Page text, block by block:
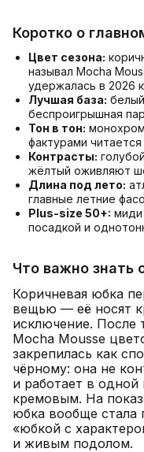
Коротко о
Цвет сезона:
называл Mocha
удержалась в 2026
Лучшая база:
беспроигрышная
Тон в тон:
фактурами
Контрасты:
жёлтый оживляют
Длина под лето:
главные летние
Plus-size 50+: миди
посадкой и
Что важно знать
Коричневая юбка
вещью — её носят
исключение. После
Mocha Mousse
закрепилась как
чёрному: она не
и работает в
кремовым. На
юбка вообще стала
«юбкой с
и живым подолом.